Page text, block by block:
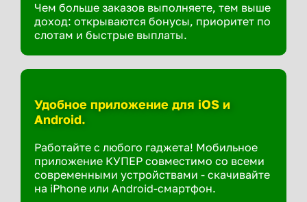
Чем больше заказов выполняете, тем выше
доход: открываются бонусы, приоритет по
слотам и быстрые выплаты.
Удобное приложение для iOS и
Android.
Работайте с любого гаджета! Мобильное
приложение КУПЕР совместимо со всеми
современными устройствами - скачивайте
на iPhone или Android-смартфон.